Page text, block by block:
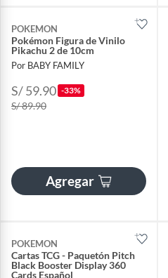
POKEMON
Pokémon Figura de Vinilo
Pikachu 2 de 10cm
Por BABY FAMILY
S/ 59.90 -33%
S/ 89.90
Agregar
POKEMON
Cartas TCG - Paquetón Pitch
Black Booster Display 360
Cards Español